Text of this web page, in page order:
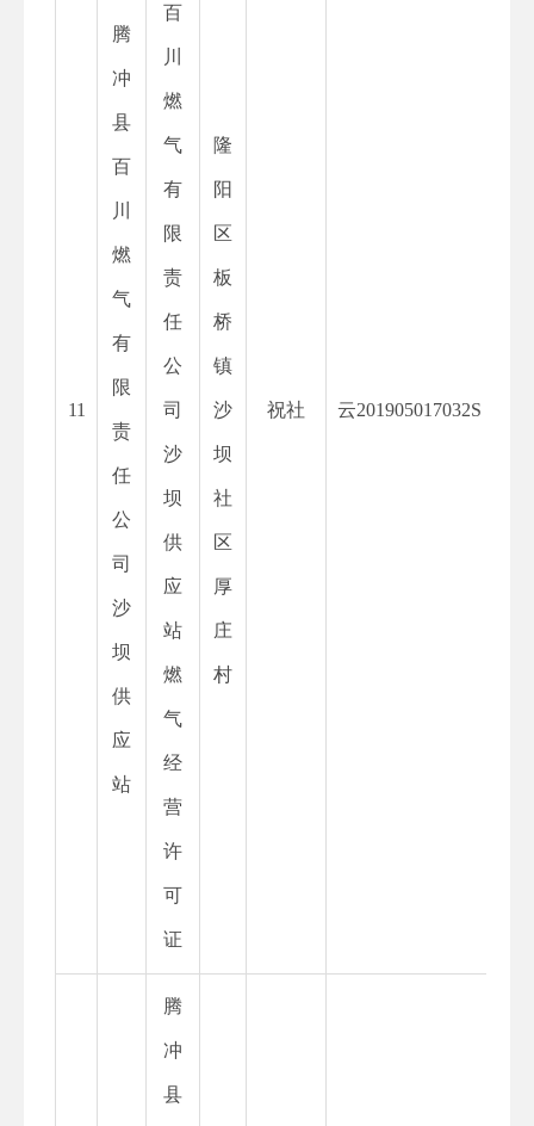
11
腾
冲
县
百
川
燃
气
有
限
责
任
公
司
沙
坝
供
应
站
百
川
燃
气
有
限
责
任
公
司
沙
坝
供
应
站
燃
气
经
营
许
可
证
隆
阳
区
板
桥
镇
沙
坝
社
区
厚
庄
村
祝社 云201905017032S
腾
冲
县